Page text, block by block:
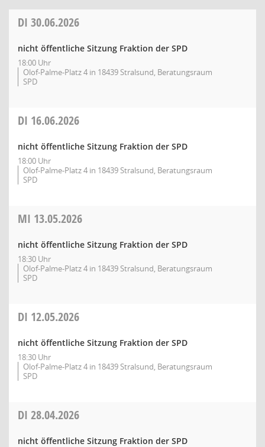
DI 30.06.2026
nicht öffentliche Sitzung Fraktion der SPD
18:00 Uhr
Olof-Palme-Platz 4 in 18439 Stralsund, Beratungsraum
SPD
DI 16.06.2026
nicht öffentliche Sitzung Fraktion der SPD
18:00 Uhr
Olof-Palme-Platz 4 in 18439 Stralsund, Beratungsraum
SPD
MI 13.05.2026
nicht öffentliche Sitzung Fraktion der SPD
18:30 Uhr
Olof-Palme-Platz 4 in 18439 Stralsund, Beratungsraum
SPD
DI 12.05.2026
nicht öffentliche Sitzung Fraktion der SPD
18:30 Uhr
Olof-Palme-Platz 4 in 18439 Stralsund, Beratungsraum
SPD
DI 28.04.2026
nicht öffentliche Sitzung Fraktion der SPD